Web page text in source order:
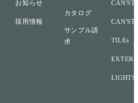
お知らせ
採用情報
カタログ
サンプル請
求
TILEs
LIGHTS